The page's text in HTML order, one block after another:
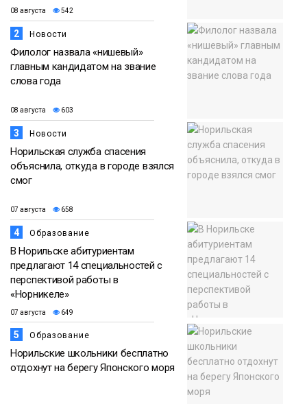
08 августа 542
2 Новости
Филолог назвала «нишевый»
главным кандидатом на звание
слова года
08 августа 603
3 Новости
Норильская служба спасения
объяснила, откуда в городе взялся
смог
07 августа 658
4 Образование
В Норильске абитуриентам
предлагают 14 специальностей с
перспективой работы в
«Норникеле»
07 августа 649
5 Образование
Норильские школьники бесплатно
отдохнут на берегу Японского моря